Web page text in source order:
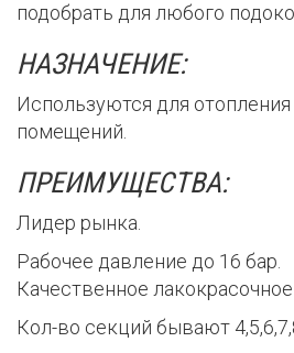
подобрать для любого
НАЗНАЧЕНИЕ:
Используются для
помещений.
ПРЕИМУЩЕСТВА:
Лидер рынка.
Рабочее давление до 16 бар.
Качественное
Кол-во секций бывают